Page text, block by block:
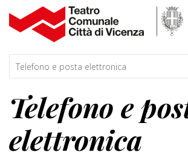
Telefono e
elettronica